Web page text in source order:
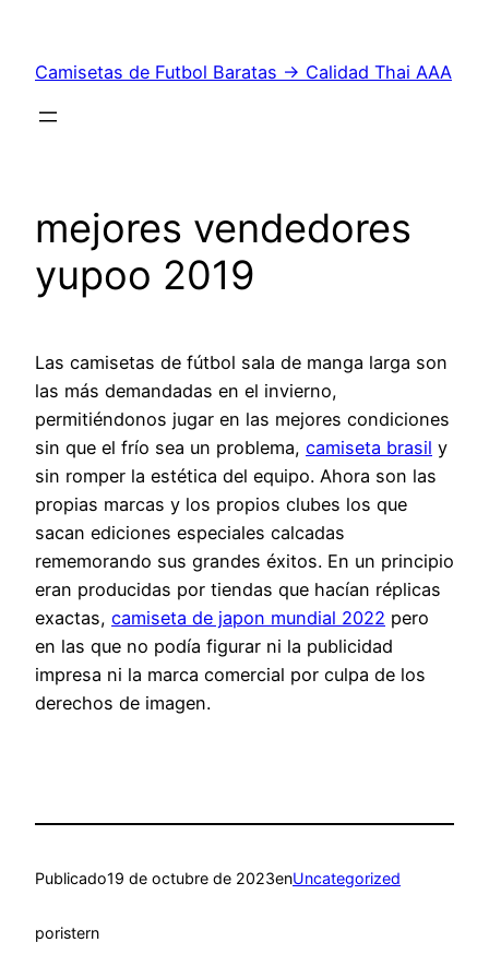
contenido
Camisetas de Futbol Baratas → Calidad Thai AAA
mejores vendedores
yupoo 2019
Las camisetas de fútbol sala de manga larga son
las más demandadas en el invierno,
permitiéndonos jugar en las mejores condiciones
sin que el frío sea un problema, camiseta brasil y
sin romper la estética del equipo. Ahora son las
propias marcas y los propios clubes los que
sacan ediciones especiales calcadas
rememorando sus grandes éxitos. En un principio
eran producidas por tiendas que hacían réplicas
exactas, camiseta de japon mundial 2022 pero
en las que no podía figurar ni la publicidad
impresa ni la marca comercial por culpa de los
derechos de imagen.
Publicado19 de octubre de 2023enUncategorized
poristern